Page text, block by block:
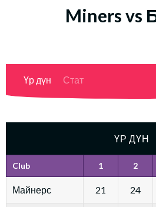
Miners vs
Үр дүн Стат
ҮР ДҮН
Club 1 2
Майнерс 21 24